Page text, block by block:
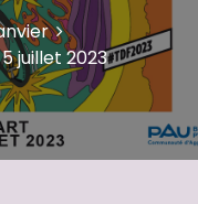
juillet 2023